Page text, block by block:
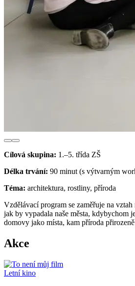
Cílová skupina: 1.–5. třída ZŠ
Délka trvání: 90 minut (s výtvarným
Téma: architektura, rostliny, příroda
Vzdělávací program se zaměřuje na
jak by vypadala naše města, kdybychom
domovy jako místa, kam příroda
Akce
Letní kino